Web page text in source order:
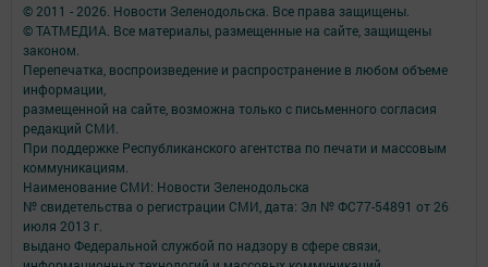
© 2011 - 2026. Новости Зеленодольска. Все права защищены.
© ТАТМЕДИА. Все материалы, размещенные на сайте, защищены
законом.
Перепечатка, воспроизведение и распространение в любом объеме
информации,
размещенной на сайте, возможна только с письменного согласия
редакций СМИ.
При поддержке Республиканского агентства по печати и массовым
коммуникациям.
Наименование СМИ: Новости Зеленодольска
№ свидетельства о регистрации СМИ, дата: Эл № ФС77-54891 от 26
июля 2013 г.
выдано Федеральной службой по надзору в сфере связи,